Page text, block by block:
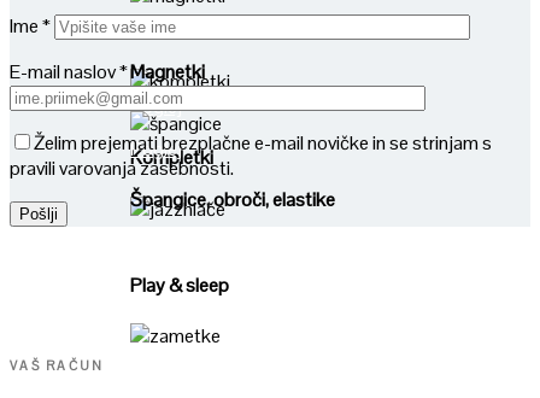
Oblekce, tunike in kiklce
Poglej
Kompletki
Play & sleep
Poglej
Magnetki
Poglej
Špangice, obroči, elastike
Ime *
E-mail naslov *
Želim prejemati brezplačne e-mail novičke in se strinjam s
pravili varovanja zasebnosti.
VAŠ RAČUN